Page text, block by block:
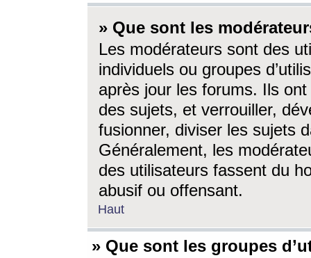
» Que sont les
Les modérateurs sont des
individuels ou groupes
après jour les forums. Ils ont
des sujets, et verrouiller,
fusionner, diviser les sujets
Généralement, les
des utilisateurs fassent du
abusif ou offensant.
Haut
» Que sont les groupes